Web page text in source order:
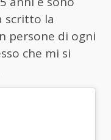
scritto la
persone di ogni
che mi si